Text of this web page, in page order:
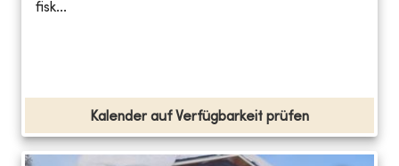
fisk...
Kalender auf Verfügbarkeit prüfen